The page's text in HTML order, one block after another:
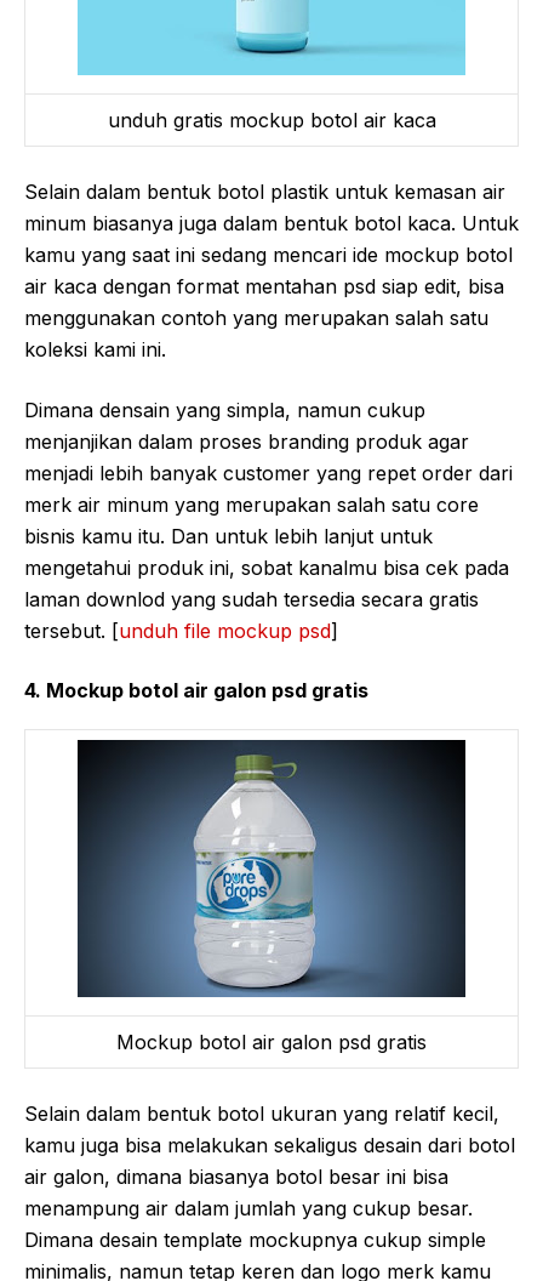
unduh gratis mockup botol air kaca
Selain dalam bentuk botol plastik untuk kemasan air
minum biasanya juga dalam bentuk botol kaca. Untuk
kamu yang saat ini sedang mencari ide mockup botol
air kaca dengan format mentahan psd siap edit, bisa
menggunakan contoh yang merupakan salah satu
koleksi kami ini.
Dimana densain yang simpla, namun cukup
menjanjikan dalam proses branding produk agar
menjadi lebih banyak customer yang repet order dari
merk air minum yang merupakan salah satu core
bisnis kamu itu. Dan untuk lebih lanjut untuk
mengetahui produk ini, sobat kanalmu bisa cek pada
laman downlod yang sudah tersedia secara gratis
tersebut. [unduh file mockup psd]
4. Mockup botol air galon psd gratis
Mockup botol air galon psd gratis
Selain dalam bentuk botol ukuran yang relatif kecil,
kamu juga bisa melakukan sekaligus desain dari botol
air galon, dimana biasanya botol besar ini bisa
menampung air dalam jumlah yang cukup besar.
Dimana desain template mockupnya cukup simple
minimalis, namun tetap keren dan logo merk kamu